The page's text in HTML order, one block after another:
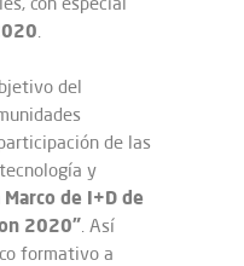
.
del
de las
y
de I+D de
2020”. Así
formativo a